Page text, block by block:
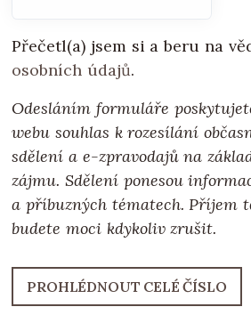
Přečetl(a) jsem si a beru na
osobních údajů.
Odesláním formuláře
webu souhlas k rozesílání
sdělení a e-zpravodajů na
zájmu. Sdělení ponesou
a příbuzných tématech. Příjem
budete moci kdykoliv zrušit.
PROHLÉDNOUT CELÉ ČÍSLO